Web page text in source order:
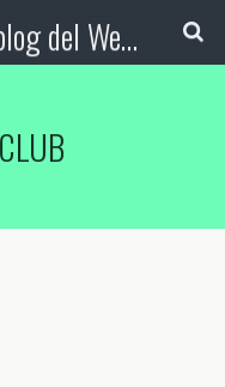
Booking Blog™ - Il blog del Web Marketing Turistico